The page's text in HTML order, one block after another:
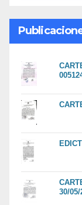
30/05/